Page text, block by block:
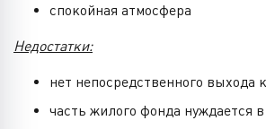
спокойная атмосфера
Недостатки:
нет непосредственного выхода
часть жилого фонда нуждается